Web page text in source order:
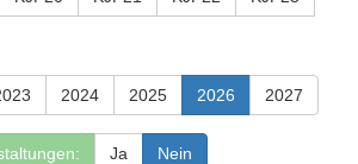
2024 2025 2026 2027
Ja Nein